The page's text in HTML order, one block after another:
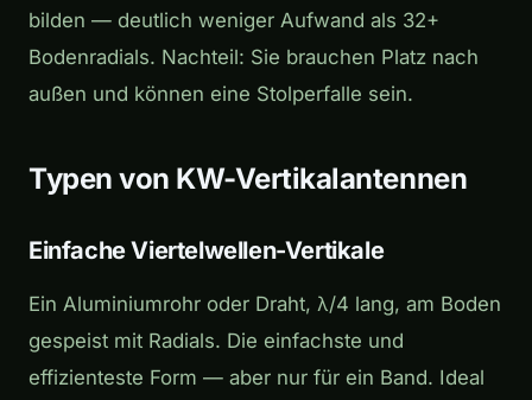
bilden — deutlich weniger Aufwand als 32+
Bodenradials. Nachteil: Sie brauchen Platz nach
außen und können eine Stolperfalle sein.
Typen von KW-Vertikalantennen
Einfache Viertelwellen-Vertikale
Ein Aluminiumrohr oder Draht, λ/4 lang, am Boden
gespeist mit Radials. Die einfachste und
effizienteste Form — aber nur für ein Band. Ideal